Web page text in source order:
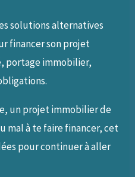
solutions alternatives
financer son projet
portage immobilier,
un projet immobilier de
mal à te faire financer, cet
pour continuer à aller